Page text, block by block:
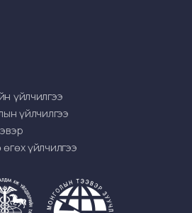
үйлчилгээ
үйлчилгээ
үйлчилгээ